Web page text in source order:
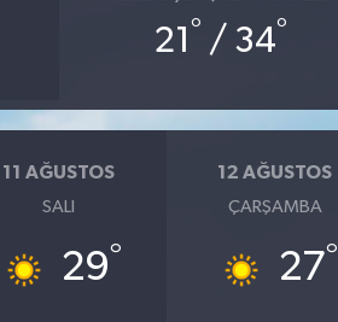
21° / 34°
11 AĞUSTOS
SALI
29°
12 AĞUSTOS
ÇARŞAMBA
27°